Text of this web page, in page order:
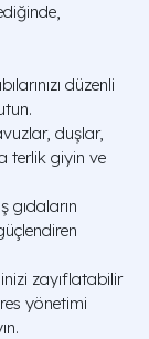
düzenli
duşlar,
terlik giyin ve
gıdaların
zayıflatabilir
yönetimi